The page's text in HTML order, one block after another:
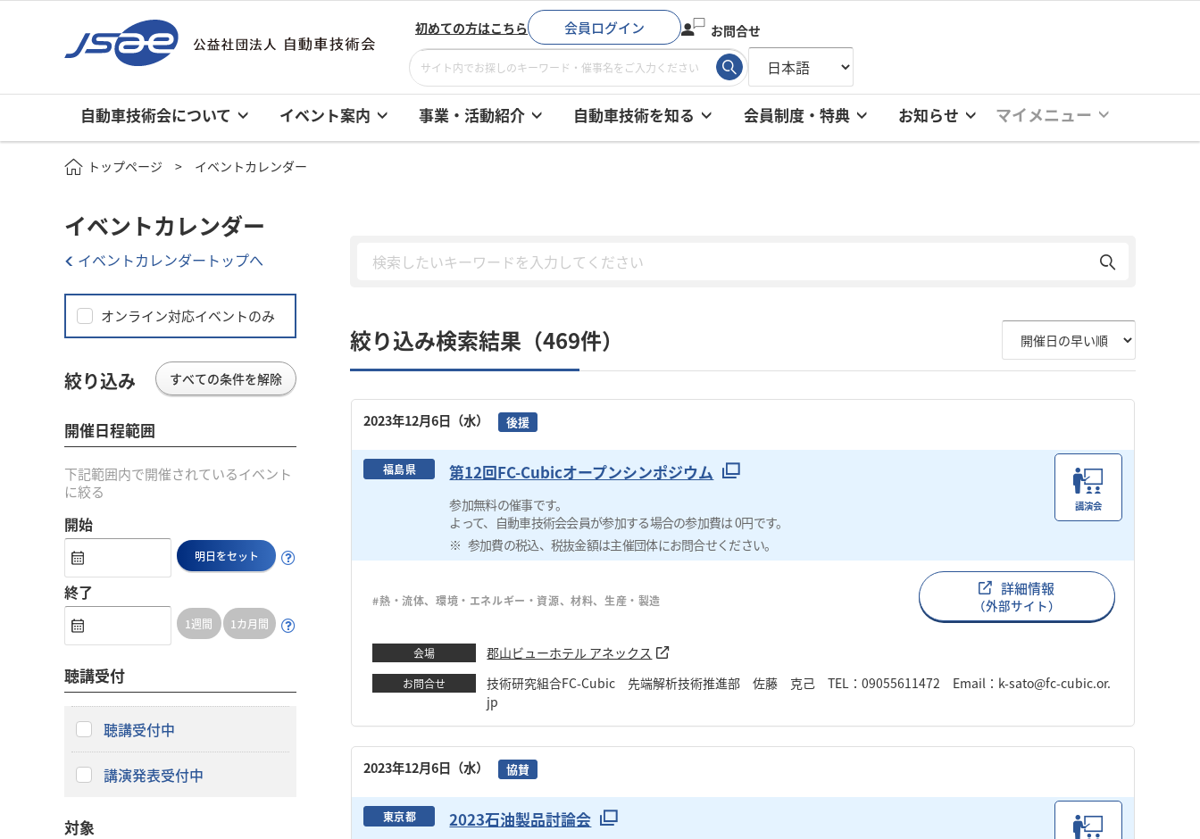
初めての方はこちら 会員ログイン お問合せ
自動車技術会について イベント案内 事業・活動紹介 自動車技術を知る 会員制度・特典 お知らせ マイメニュー
トップページ イベントカレンダー
絞り込み検索結果（469件）
2023年12月6日（水） 後援
福島県 第12回FC-Cubicオープンシンポジウム
参加無料の催事です。
よって、自動車技術会会員が参加する場合の参加費は 0円です。
参加費の税込、税抜金額は主催団体にお問合せください。
講演会
#熱・流体、環境・エネルギー・資源、材料、生産・製造
詳細情報
（外部サイト）
会場 郡山ビューホテル アネックス
お問合せ
技術研究組合FC-Cubic 先端解析技術推進部 佐藤 克己 TEL：09055611472 Email：k-sato@fc-cubic.or.
jp
2023年12月6日（水） 協賛
東京都 2023石油製品討論会
イベントカレンダー
イベントカレンダートップへ
オンライン対応イベントのみ
絞り込み すべての条件を解除
開催日程範囲
下記範囲内で開催されているイベント
に絞る
開始
明日をセット
終了
1週間 1カ月間
聴講受付
聴講受付中
講演発表受付中
対象